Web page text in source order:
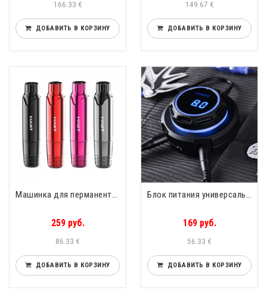
166.33 €
ДОБАВИТЬ В КОРЗИНУ
149.67 €
ДОБАВИТЬ В КОРЗИНУ
259 руб.
86.33 €
ДОБАВИТЬ В КОРЗИНУ
169 руб.
56.33 €
ДОБАВИТЬ В КОРЗИНУ